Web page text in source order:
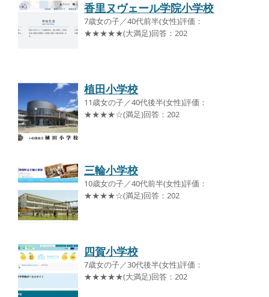
香里ヌヴェール学院小学校
7歳女の子／40代前半(女性)評価：
★★★★★(大満足)回答：202
植田小学校
11歳女の子／40代後半(女性)評価：
★★★★☆(満足)回答：202
三輪小学校
10歳女の子／40代前半(女性)評価：
★★★★☆(満足)回答：202
四賀小学校
7歳女の子／30代後半(女性)評価：
★★★★★(大満足)回答：202